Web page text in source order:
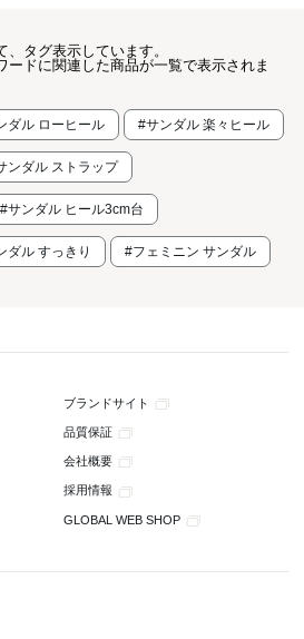
タグ表示しています。
ードに関連した商品が一覧で表示されま
ダル ローヒール #サンダル 楽々ヒール
ンダル ストラップ
#サンダル ヒール3cm台
ダル すっきり #フェミニン サンダル
ブランドサイト
品質保証
会社概要
採用情報
GLOBAL WEB SHOP